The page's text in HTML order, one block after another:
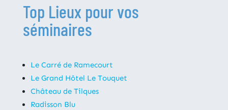
Top Lieux pour vos
séminaires
Le Carré de Ramecourt
Le Grand Hôtel Le Touquet
Château de Tilques
Radisson Blu